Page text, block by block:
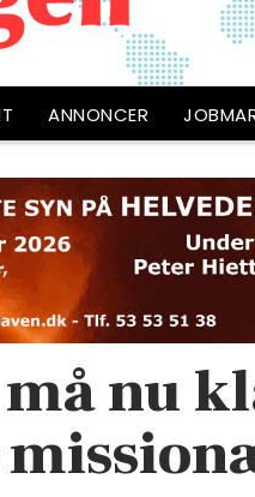
ANNONCER
nu